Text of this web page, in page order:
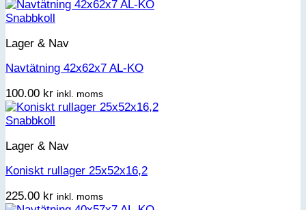
Snabbkoll
Lager & Nav
Navtätning 42x62x7 AL-KO
100.00 kr inkl. moms
Snabbkoll
Lager & Nav
Koniskt rullager 25x52x16,2
225.00 kr inkl. moms